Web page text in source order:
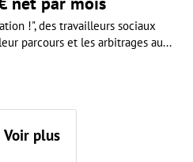
!", des travailleurs sociaux
parcours et les arbitrages au...
Voir plus